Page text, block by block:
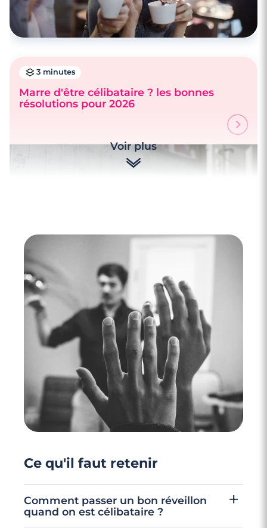
3 minutes
Marre d'être célibataire ? les bonnes
résolutions pour 2026
4 minutes
Célibataires : faut-il se méfier de ses amis
Voir plus
Ce qu'il faut retenir
Comment passer un bon réveillon
quand on est célibataire ?